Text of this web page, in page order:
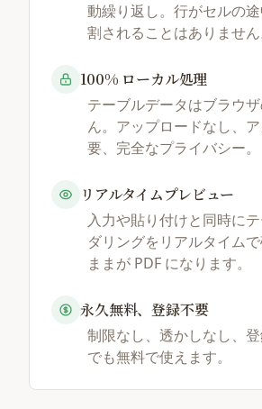
動繰り返し。行がセルの
割されることはありません
100% ローカル処理
テーブルデータはブラウ
ん。アップロードなし、
要、完全なプライバシー。
リアルタイムプレビュー
入力や貼り付けと同時に
ダリングをリアルタイム
ままが PDF になります。
永久無料、登録不要
制限なし、透かしなし、
でも無料で使えます。